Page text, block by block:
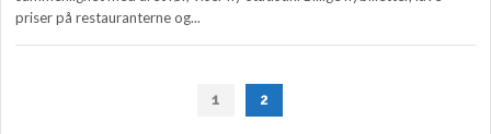
priser på restauranterne og...
1 2